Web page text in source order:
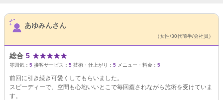
サロンPick Up
あゆみんさん
（女性/30代前半/会社員）
総合 5 ★★★★★
雰囲気： 5 接客サービス： 5 技術・仕上がり： 5 メニュー・料金： 5
前回に引き続き可愛くしてもらいました。
スピーディーで、空間も心地いいとこで毎回癒されながら施術を受けていま
す。